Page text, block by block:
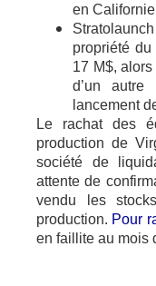
en Californie
propriété
17 M$, alors
d’un autre
lancement
Le rachat des
production de
société de
attente de
vendu les
production. Pour
en faillite au mois